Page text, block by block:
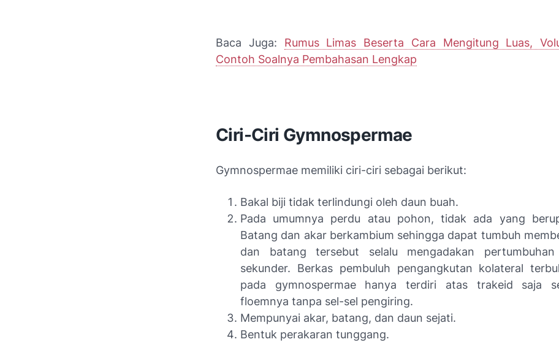
Baca Juga: Rumus Limas Beserta Cara Mengitung Luas,
Contoh Soalnya Pembahasan Lengkap
Ciri-Ciri Gymnospermae
Gymnospermae memiliki ciri-ciri sebagai berikut:
Bakal biji tidak terlindungi oleh daun buah.
Pada umumnya perdu atau pohon, tidak ada yang
Batang dan akar berkambium sehingga dapat tumbuh
dan batang tersebut selalu mengadakan pertumbuhan
sekunder. Berkas pembuluh pengangkutan kolateral
pada gymnospermae hanya terdiri atas trakeid saja
floemnya tanpa sel-sel pengiring.
Mempunyai akar, batang, dan daun sejati.
Bentuk perakaran tunggang.